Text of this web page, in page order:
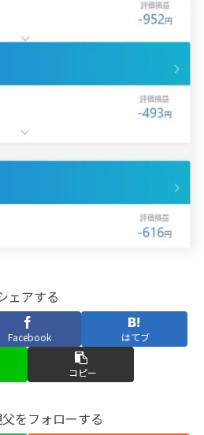
ェアする
Facebook はてブ
コピー
をフォローする